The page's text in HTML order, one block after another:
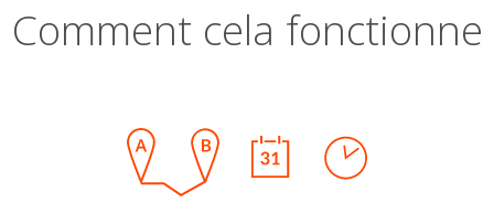
Comment cela fonctionne